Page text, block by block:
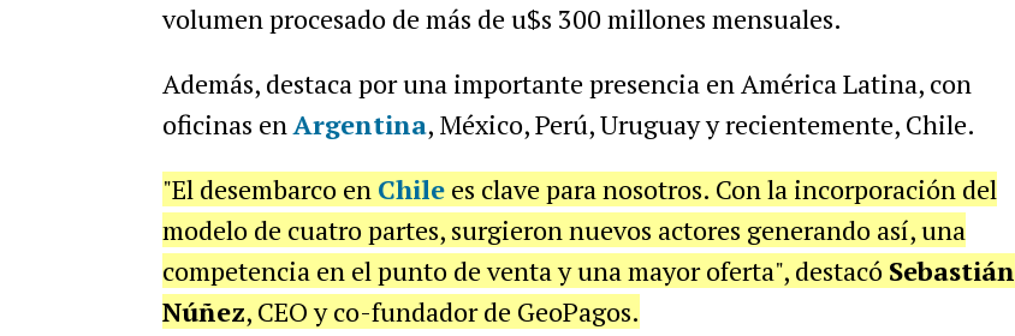
volumen procesado de más de u$s 300 millones mensuales.
Además, destaca por una importante presencia en América Latina, con
oficinas enArgentina, México, Perú, Uruguay y recientemente, Chile.
"El desembarco en Chilees clave para nosotros. Con la incorporación del
modelo de cuatro partes, surgieron nuevos actores generando así, una
competencia en el punto de venta y una mayor oferta", destacó Sebastián
Núñez, CEO y co-fundador de GeoPagos.